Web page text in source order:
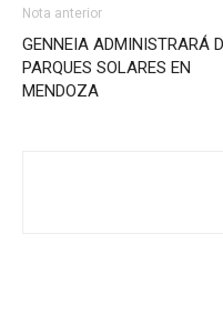
Nota anterior
GENNEIA ADMINISTRARÁ
PARQUES SOLARES EN
MENDOZA